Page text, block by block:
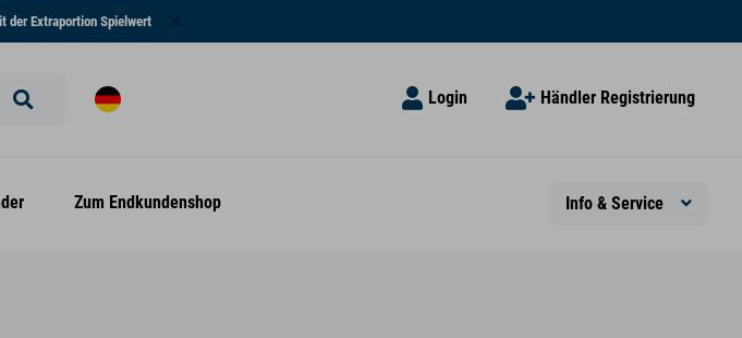
der Extraportion Spielwert
Login Händler Registrierung
Zum Endkundenshop Info & Service